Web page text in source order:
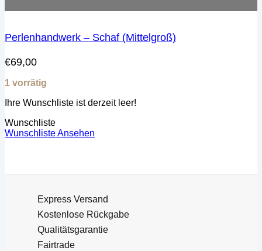
Perlenhandwerk – Schaf (Mittelgroß)
€69,00
1 vorrätig
Ihre Wunschliste ist derzeit leer!
Wunschliste
Wunschliste Ansehen
Express Versand
Kostenlose Rückgabe
Qualitätsgarantie
Fairtrade